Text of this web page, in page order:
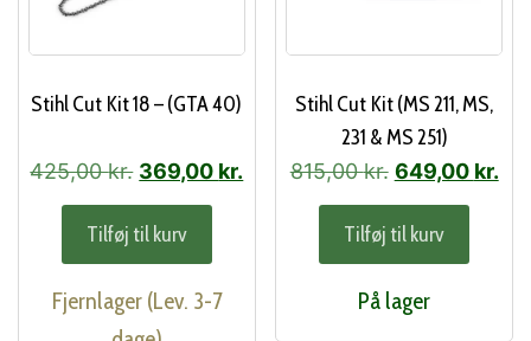
Stihl Cut Kit 18 – (GTA 40)
425,00kr. Den
oprindelige
pris
var:
425,00 kr..
369,00 kr.
aktuelle
Tilføj til kurv
Fjernlager (Lev. 3-7
Stihl Cut Kit (MS 211, MS,
231 & MS 251)
815,00kr. Den
oprindelige
pris
var:
815,00 kr..
649,00 kr.
Tilføj til kurv
På lager